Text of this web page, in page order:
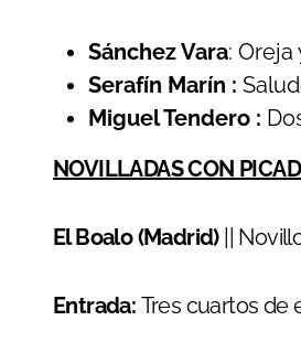
Sánchez Vara: Oreja
Serafín Marín :
Miguel Tendero :
NOVILLADAS CON
El Boalo (Madrid)||
Entrada: Tres cuartos de